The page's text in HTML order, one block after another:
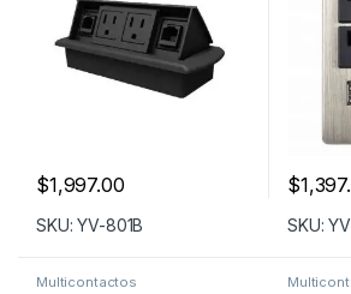
$1,997.00
SKU: YV-801B
$
SKU:
Multicontactos